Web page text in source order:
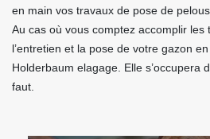
en main vos travaux de pose de
Au cas où vous comptez accomplir les
l’entretien et la pose de votre gazon
Holderbaum elagage. Elle s’occupera
faut.